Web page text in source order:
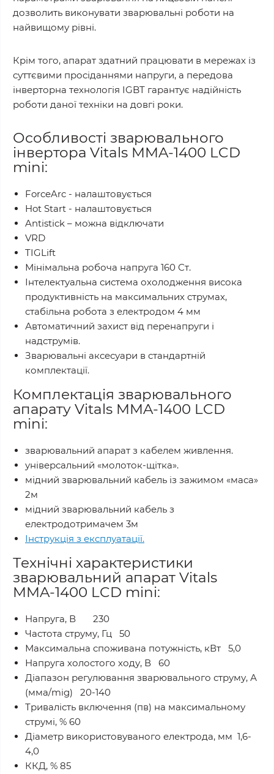
дозволить виконувати зварювальні роботи на
найвищому рівні.
Крім того, апарат здатний працювати в мережах із
суттєвими просіданнями напруги, а передова
інверторна технологія IGBT гарантує надійність
роботи даної техніки на довгі роки.
Особливості зварювального
інвертора Vitals MMA-1400 LCD
mini:
ForceArc - налаштовується
Hot Start - налаштовується
Antistick – можна відключати
VRD
TIGLift
Мінімальна робоча напруга 160 Ст.
Інтелектуальна система охолодження висока
продуктивність на максимальних струмах,
стабільна робота з електродом 4 мм
Автоматичний захист від перенапруги і
надструмів.
Зварювальні аксесуари в стандартній
комплектації.
Комплектація зварювального
апарату Vitals MMA-1400 LCD
mini:
зварювальний апарат з кабелем живлення.
універсальний «молоток-щітка».
мідний зварювальний кабель із зажимом «маса»
2м
мідний зварювальний кабель з
електродотримачем 3м
Інструкція з експлуатації.
Технічні характеристики
зварювальний апарат Vitals
MMA-1400 LCD mini:
Напруга, В 230
Частота струму, Гц 50
Максимальна споживана потужність, кВт 5,0
Напруга холостого ходу, В 60
Діапазон регулювання зварювального струму, А
(мма/mig) 20-140
Тривалість включення (пв) на максимальному
струмі, % 60
Діаметр використовуваного електрода, мм 1,6-
4,0
ККД, % 85